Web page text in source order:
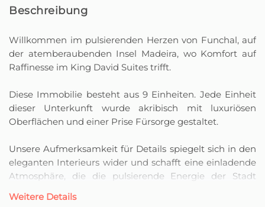
Beschreibung
Willkommen im pulsierenden Herzen von Funchal, auf
der atemberaubenden Insel Madeira, wo Komfort auf
Raffinesse im King David Suites trifft.
Diese Immobilie besteht aus 9 Einheiten. Jede Einheit
dieser Unterkunft wurde akribisch mit luxuriösen
Oberflächen und einer Prise Fürsorge gestaltet.
Unsere Aufmerksamkeit für Details spiegelt sich in den
eleganten Interieurs wider und schafft eine einladende
Atmosphäre, die die pulsierende Energie der Stadt
Weitere Details